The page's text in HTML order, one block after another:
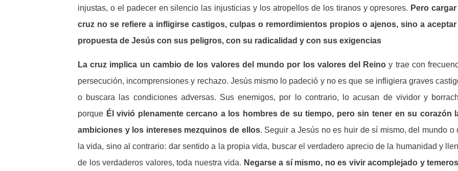
injustas, o el padecer en silencio las injusticias y los atropellos de los tiranos y opresores. Pero
cruz no se refiere a infligirse castigos, culpas o remordimientos propios o ajenos, sino a aceptar
propuesta de Jesús con sus peligros, con su radicalidad y con sus exigencias
La cruz implica un cambio de los valores del mundo por los valores del Reinoy trae con
persecución, incomprensiones y rechazo. Jesús mismo lo padeció y no es que se infligiera graves
o buscara las condiciones adversas. Sus enemigos, por lo contrario, lo acusan de vividor y
porque Él vivió plenamente cercano a los hombres de su tiempo, pero sin tener en su corazón
ambiciones y los intereses mezquinos de ellos. Seguir a Jesús no es huir de sí mismo, del mundo o
la vida, sino al contrario: dar sentido a la propia vida, buscar el verdadero aprecio de la humanidad y
de los verdaderos valores, toda nuestra vida. Negarse a sí mismo, no es vivir acomplejado y